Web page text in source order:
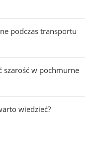
podczas transportu
szarość w pochmurne
wiedzieć?